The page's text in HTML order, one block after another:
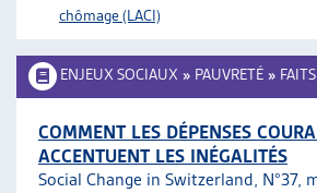
chômage (LACI)
ENJEUX SOCIAUX » PAUVRETÉ »
COMMENT LES DÉPENSES
ACCENTUENT LES INÉGALITÉS
Social Change in Switzerland, N°37,